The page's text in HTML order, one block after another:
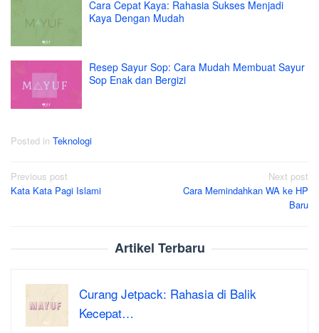
Cara Cepat Kaya: Rahasia Sukses Menjadi
Kaya Dengan Mudah
Resep Sayur Sop: Cara Mudah Membuat Sayur
Sop Enak dan Bergizi
Posted in Teknologi
Post
navigation
Previous post
Kata Kata Pagi Islami
Next post
Cara Memindahkan WA ke HP
Baru
Artikel Terbaru
Curang Jetpack: Rahasia di Balik
Kecepat…